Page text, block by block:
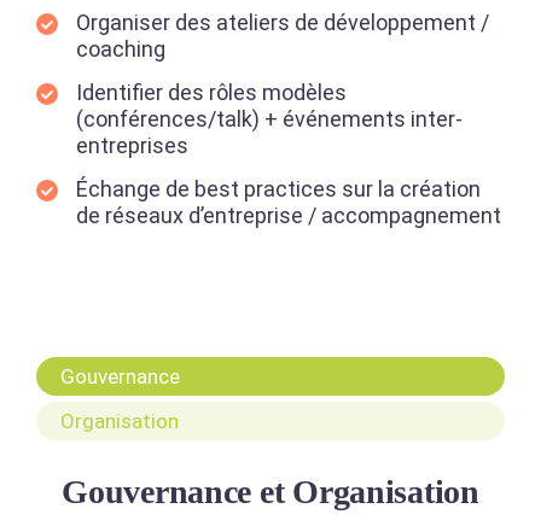
Organiser des ateliers de développement /
coaching
Identifier des rôles modèles
(conférences/talk) + événements inter-
entreprises
Échange de best practices sur la création
de réseaux d’entreprise / accompagnement
Gouvernance
Organisation
Gouvernance et Organisation